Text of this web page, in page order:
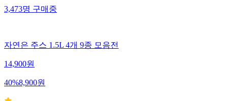
3,473명구매중
자연은 주스 1.5L 4개 9종 모음전
14,900원
40%8,900원